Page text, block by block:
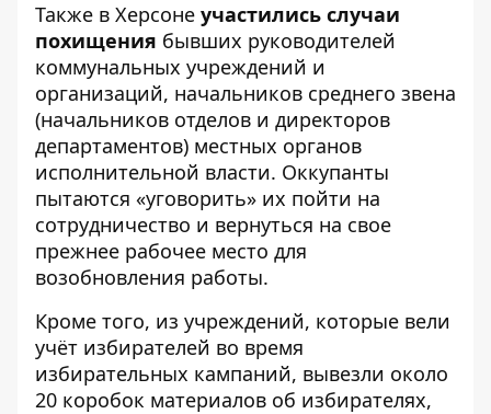
Также в Херсоне участились случаи
похищения бывших руководителей
коммунальных учреждений и
организаций, начальников среднего звена
(начальников отделов и директоров
департаментов) местных органов
исполнительной власти. Оккупанты
пытаются «уговорить» их пойти на
сотрудничество и вернуться на свое
прежнее рабочее место для
возобновления работы.
Кроме того, из учреждений, которые вели
учёт избирателей во время
избирательных кампаний, вывезли около
20 коробок материалов об избирателях,